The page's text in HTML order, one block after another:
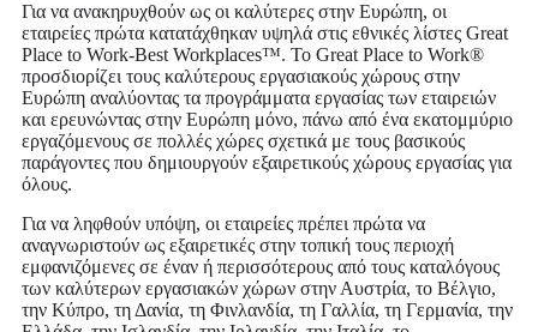
Για να ανακηρυχθούν ως οι καλύτερες στην Ευρώπη, οι
εταιρείες πρώτα κατατάχθηκαν υψηλά στις εθνικές λίστες Great
Place to Work-Best Workplaces™. Το Great Place to Work®
προσδιορίζει τους καλύτερους εργασιακούς χώρους στην
Ευρώπη αναλύοντας τα προγράμματα εργασίας των εταιρειών
και ερευνώντας στην Ευρώπη μόνο, πάνω από ένα εκατομμύριο
εργαζόμενους σε πολλές χώρες σχετικά με τους βασικούς
παράγοντες που δημιουργούν εξαιρετικούς χώρους εργασίας για
όλους.
Για να ληφθούν υπόψη, οι εταιρείες πρέπει πρώτα να
αναγνωριστούν ως εξαιρετικές στην τοπική τους περιοχή
εμφανιζόμενες σε έναν ή περισσότερους από τους καταλόγους
των καλύτερων εργασιακών χώρων στην Αυστρία, το Βέλγιο,
την Κύπρο, τη Δανία, τη Φινλανδία, τη Γαλλία, τη Γερμανία, την